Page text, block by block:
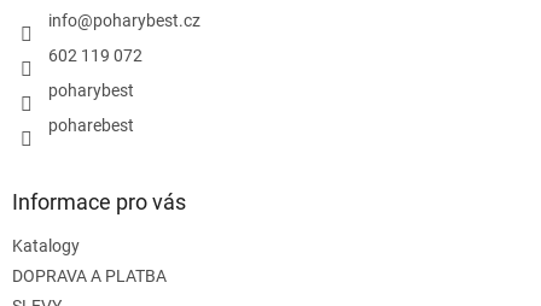
info@poharybest.cz
602 119 072
poharybest
poharebest
Informace pro vás
Katalogy
DOPRAVA A PLATBA